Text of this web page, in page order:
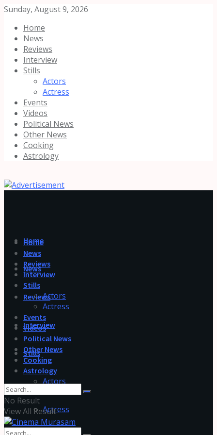
Sunday, August 9, 2026
Home
News
Reviews
Interview
Stills
Actors
Actress
Events
Videos
Political News
Other News
Cooking
Astrology
Home
News
Reviews
Interview
Stills
Actors
Actress
Home
News
Reviews
Interview
Stills
Actors
Actress
Events
Videos
Political News
Other News
Cooking
Astrology
No Result
View All Result